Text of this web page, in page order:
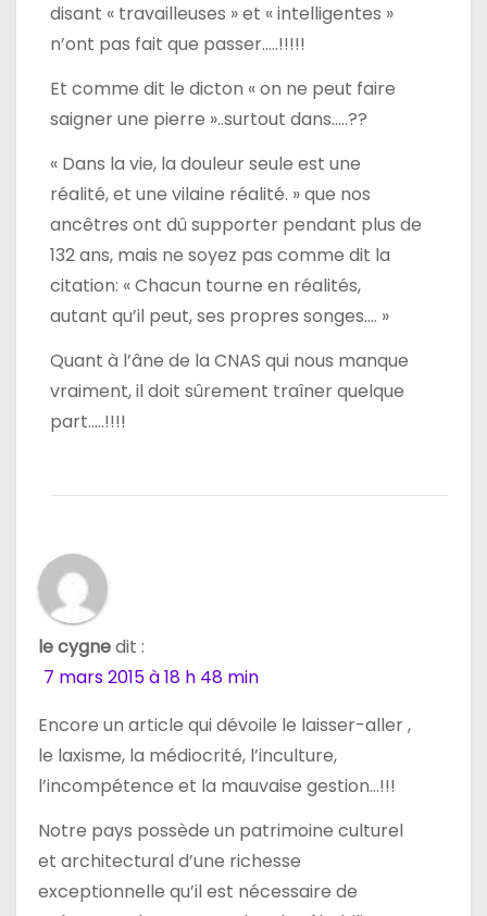
disant « travailleuses » et « intelligentes »
n’ont pas fait que passer…..!!!!!
Et comme dit le dicton « on ne peut faire
saigner une pierre »..surtout dans…..??
« Dans la vie, la douleur seule est une
réalité, et une vilaine réalité. » que nos
ancêtres ont dû supporter pendant plus de
132 ans, mais ne soyez pas comme dit la
citation: « Chacun tourne en réalités,
autant qu’il peut, ses propres songes…. »
Quant à l’âne de la CNAS qui nous manque
vraiment, il doit sûrement traîner quelque
part…..!!!!
le cygnedit :
7 mars 2015 à 18 h 48 min
Encore un article qui dévoile le laisser-aller ,
le laxisme, la médiocrité, l’inculture,
l’incompétence et la mauvaise gestion…!!!
Notre pays possède un patrimoine culturel
et architectural d’une richesse
exceptionnelle qu’il est nécessaire de